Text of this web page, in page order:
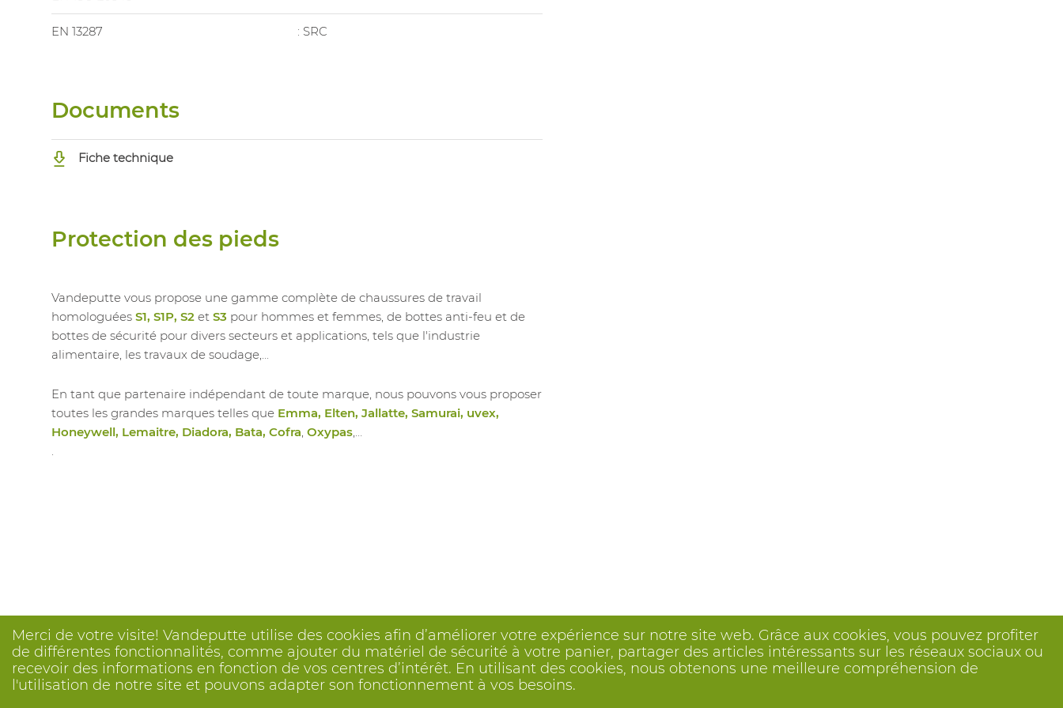
EN 13287 : SRC
Documents
Fiche technique
Protection des pieds
Vandeputte vous propose une gamme complète de chaussures de travail
homologuées S1, S1P, S2 et S3 pour hommes et femmes, de bottes anti-feu et de
bottes de sécurité pour divers secteurs et applications, tels que l'industrie
alimentaire, les travaux de soudage,...
En tant que partenaire indépendant de toute marque, nous pouvons vous proposer
toutes les grandes marques telles que Emma, Elten, Jallatte, Samurai, uvex,
Honeywell, Lemaitre, Diadora, Bata, Cofra, Oxypas,…
.
Merci de votre visite! Vandeputte utilise des cookies afin d’améliorer votre expérience sur notre site web. Grâce aux cookies, vous pouvez profiter
de différentes fonctionnalités, comme ajouter du matériel de sécurité à votre panier, partager des articles intéressants sur les réseaux sociaux ou
recevoir des informations en fonction de vos centres d’intérêt. En utilisant des cookies, nous obtenons une meilleure compréhension de
l'utilisation de notre site et pouvons adapter son fonctionnement à vos besoins.